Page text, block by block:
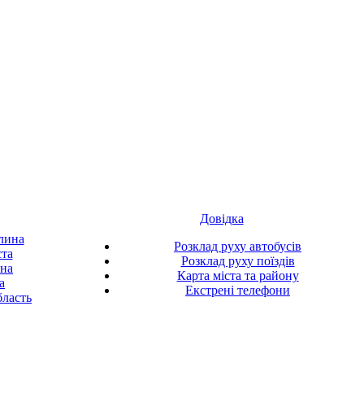
Довідка
Розклад руху автобусів
Розклад руху поїздів
Карта міста та району
Екстрені телефони